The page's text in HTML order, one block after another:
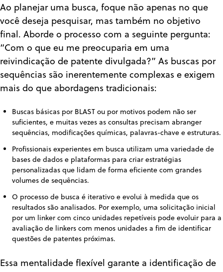
Ao planejar uma busca, foque não apenas no que
você deseja pesquisar, mas também no objetivo
final. Aborde o processo com a seguinte pergunta:
“Com o que eu me preocuparia em uma
reivindicação de patente divulgada?” As buscas por
sequências são inerentemente complexas e exigem
mais do que abordagens tradicionais:
Buscas básicas por BLAST ou por motivos podem não ser
suficientes, e muitas vezes as consultas precisam abranger
sequências, modificações químicas, palavras-chave e estruturas.
Profissionais experientes em busca utilizam uma variedade de
bases de dados e plataformas para criar estratégias
personalizadas que lidam de forma eficiente com grandes
volumes de sequências.
O processo de busca é iterativo e evolui à medida que os
resultados são analisados. Por exemplo, uma solicitação inicial
por um linker com cinco unidades repetíveis pode evoluir para a
avaliação de linkers com menos unidades a fim de identificar
questões de patentes próximas.
Essa mentalidade flexível garante a identificação de